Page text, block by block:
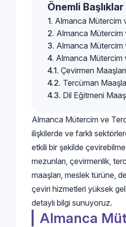
Önemli Başlıklar
Almanca Mütercim
Almanca Mütercim
Almanca Mütercim
Almanca Mütercim
Çevirmen Maaşları
Tercüman
Dil Eğitmeni
Almanca Mütercim ve
ilişkilerde ve farklı
etkili bir şekilde
mezunları, çevirmenlik,
maaşları, meslek türüne,
çeviri hizmetleri yüksek
detaylı bilgi sunuyoruz.
Almanca